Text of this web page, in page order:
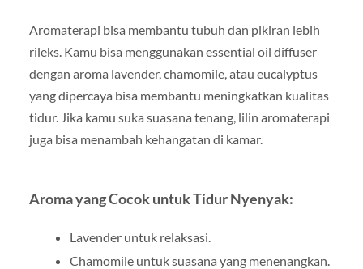
Aromaterapi bisa membantu tubuh dan pikiran lebih
rileks. Kamu bisa menggunakan essential oil diffuser
dengan aroma lavender, chamomile, atau eucalyptus
yang dipercaya bisa membantu meningkatkan kualitas
tidur. Jika kamu suka suasana tenang, lilin aromaterapi
juga bisa menambah kehangatan di kamar.
Aroma yang Cocok untuk Tidur Nyenyak:
Lavender untuk relaksasi.
Chamomile untuk suasana yang menenangkan.